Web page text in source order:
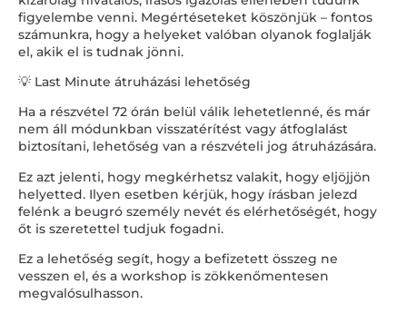
figyelembe venni. Megértéseteket köszönjük – fontos
számunkra, hogy a helyeket valóban olyanok foglalják
el, akik el is tudnak jönni.
💡 Last Minute átruházási lehetőség
Ha a részvétel 72 órán belül válik lehetetlenné, és már
nem áll módunkban visszatérítést vagy átfoglalást
biztosítani, lehetőség van a részvételi jog átruházására.
Ez azt jelenti, hogy megkérhetsz valakit, hogy eljöjjön
helyetted. Ilyen esetben kérjük, hogy írásban jelezd
felénk a beugró személy nevét és elérhetőségét, hogy
őt is szeretettel tudjuk fogadni.
Ez a lehetőség segít, hogy a befizetett összeg ne
vesszen el, és a workshop is zökkenőmentesen
megvalósulhasson.